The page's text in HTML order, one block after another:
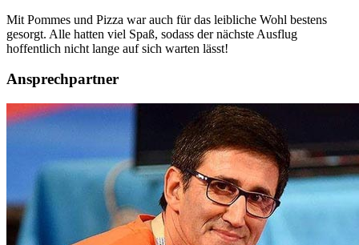
Mit Pommes und Pizza war auch für das leibliche Wohl bestens
gesorgt. Alle hatten viel Spaß, sodass der nächste Ausflug
hoffentlich nicht lange auf sich warten lässt!
Ansprechpartner